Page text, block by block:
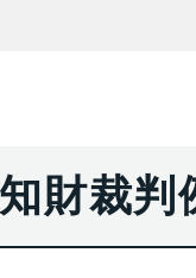
知財裁判